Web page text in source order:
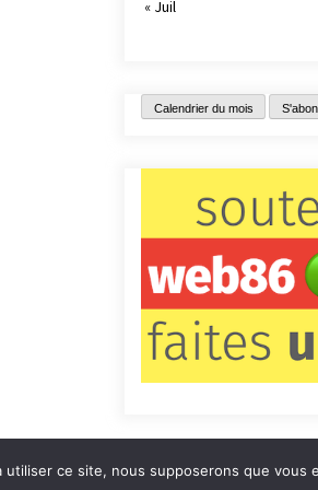
« Juil
Calendrier du mois
Contact Qui sommes-nous ?
ce site, nous supposerons que vous